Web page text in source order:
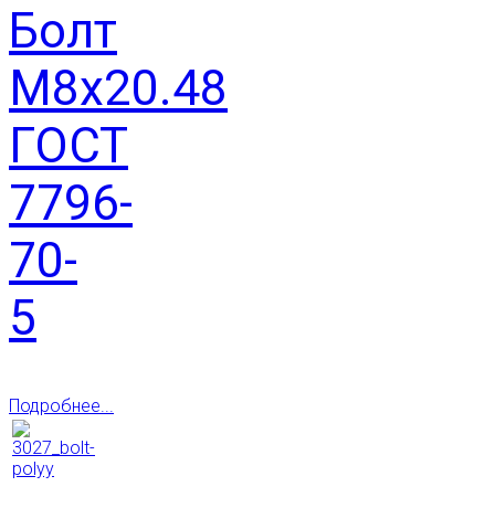
Болт
М8х20.48
ГОСТ
7796-
70-
5
Подробнее...